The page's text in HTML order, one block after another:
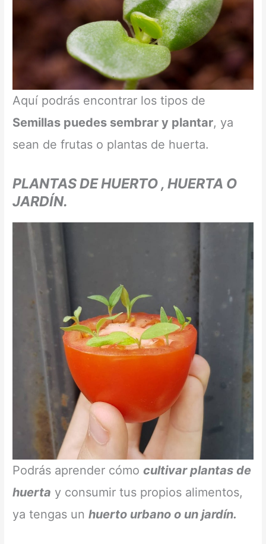
Aquí podrás encontrar los tipos de
Semillas puedes sembrar y plantar, ya
sean de frutas o plantas de huerta.
PLANTAS DE HUERTO , HUERTA O
JARDÍN.
Podrás aprender cómocultivar plantas de
huerta y consumir tus propios alimentos,
ya tengas unhuerto urbano o un jardín.